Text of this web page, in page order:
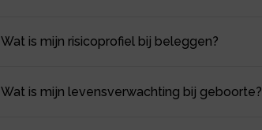
Wat is mijn risicoprofiel bij beleggen?
Wat is mijn levensverwachting bij geboorte?